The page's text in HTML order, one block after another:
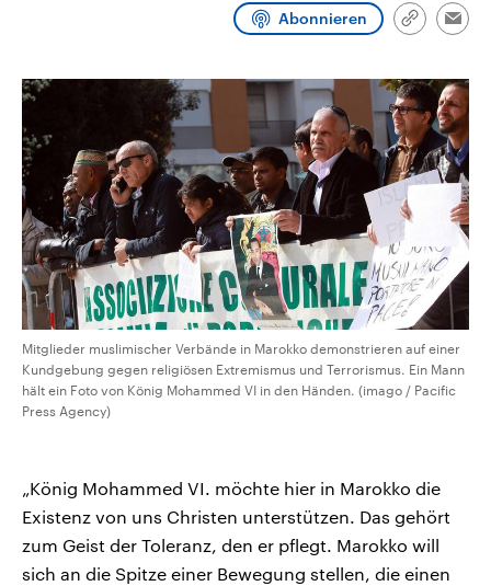
und Kandidaten der anstehenden Abonnieren
Link
Mitglieder muslimischer Verbände in Marokko demonstrieren auf einer
Kundgebung gegen religiösen Extremismus und Terrorismus. Ein Mann
hält ein Foto von König Mohammed VI in den Händen. (imago / Pacific
Press Agency)
„König Mohammed VI. möchte hier in Marokko die
Existenz von uns Christen unterstützen. Das gehört
zum Geist der Toleranz, den er pflegt. Marokko will
sich an die Spitze einer Bewegung stellen, die einen